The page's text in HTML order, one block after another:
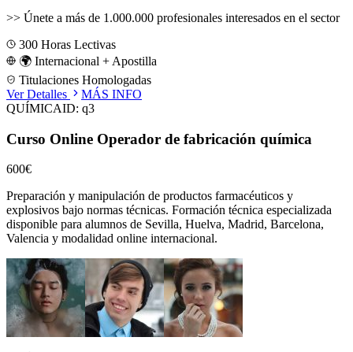
>> Únete a más de 1.000.000 profesionales interesados en el sector
300 Horas Lectivas
🌍 Internacional + Apostilla
Titulaciones Homologadas
Ver Detalles
MÁS INFO
QUÍMICAID: q3
Curso Online Operador de fabricación química
600€
Preparación y manipulación de productos farmacéuticos y
explosivos bajo normas técnicas. Formación técnica especializada
disponible para alumnos de Sevilla, Huelva, Madrid, Barcelona,
Valencia y modalidad online internacional.